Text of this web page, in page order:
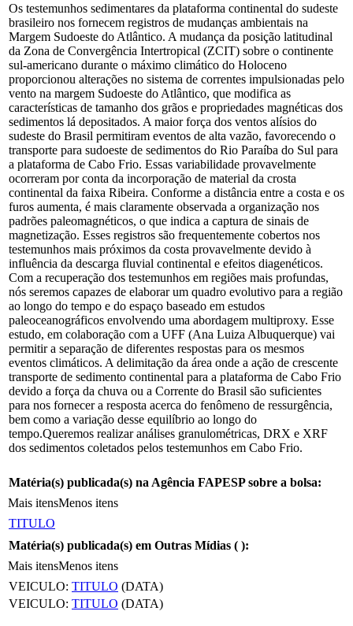
Os testemunhos sedimentares da plataforma continental do sudeste
brasileiro nos fornecem registros de mudanças ambientais na
Margem Sudoeste do Atlântico. A mudança da posição latitudinal
da Zona de Convergência Intertropical (ZCIT) sobre o continente
sul-americano durante o máximo climático do Holoceno
proporcionou alterações no sistema de correntes impulsionadas pelo
vento na margem Sudoeste do Atlântico, que modifica as
características de tamanho dos grãos e propriedades magnéticas dos
sedimentos lá depositados. A maior força dos ventos alísios do
sudeste do Brasil permitiram eventos de alta vazão, favorecendo o
transporte para sudoeste de sedimentos do Rio Paraíba do Sul para
a plataforma de Cabo Frio. Essas variabilidade provavelmente
ocorreram por conta da incorporação de material da crosta
continental da faixa Ribeira. Conforme a distância entre a costa e os
furos aumenta, é mais claramente observada a organização nos
padrões paleomagnéticos, o que indica a captura de sinais de
magnetização. Esses registros são frequentemente cobertos nos
testemunhos mais próximos da costa provavelmente devido à
influência da descarga fluvial continental e efeitos diagenéticos.
Com a recuperação dos testemunhos em regiões mais profundas,
nós seremos capazes de elaborar um quadro evolutivo para a região
ao longo do tempo e do espaço baseado em estudos
paleoceanográficos envolvendo uma abordagem multiproxy. Esse
estudo, em colaboração com a UFF (Ana Luiza Albuquerque) vai
permitir a separação de diferentes respostas para os mesmos
eventos climáticos. A delimitação da área onde a ação de crescente
transporte de sedimento continental para a plataforma de Cabo Frio
devido a força da chuva ou a Corrente do Brasil são suficientes
para nos fornecer a resposta acerca do fenômeno de ressurgência,
bem como a variação desse equilíbrio ao longo do
tempo.Queremos realizar análises granulométricas, DRX e XRF
dos sedimentos coletados pelos testemunhos em Cabo Frio.
Matéria(s) publicada(s) na Agência FAPESP sobre a bolsa:
Mais itensMenos itens
TITULO
Matéria(s) publicada(s) em Outras Mídias ( ):
Mais itensMenos itens
VEICULO: TITULO (DATA)
VEICULO: TITULO (DATA)